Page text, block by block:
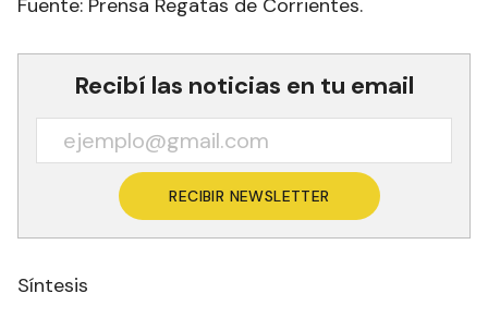
Fuente: Prensa Regatas de Corrientes.
Recibí las noticias en tu email
RECIBIR NEWSLETTER
Síntesis